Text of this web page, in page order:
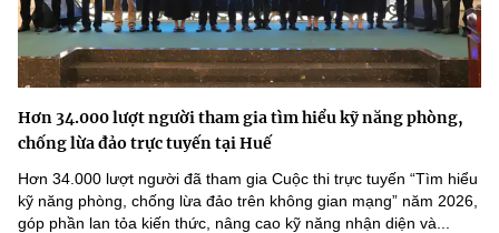
Hơn 34.000 lượt người tham gia tìm hiểu kỹ năng phòng,
chống lừa đảo trực tuyến tại Huế
Hơn 34.000 lượt người đã tham gia Cuộc thi trực tuyến “Tìm hiểu
kỹ năng phòng, chống lừa đảo trên không gian mạng” năm 2026,
góp phần lan tỏa kiến thức, nâng cao kỹ năng nhận diện và...